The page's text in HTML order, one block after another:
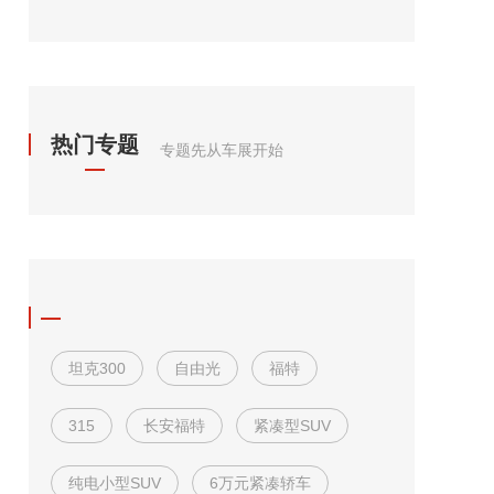
热门专题 专题先从车展开始
坦克300 自由光 福特
315 长安福特 紧凑型SUV
纯电小型SUV 6万元紧凑轿车